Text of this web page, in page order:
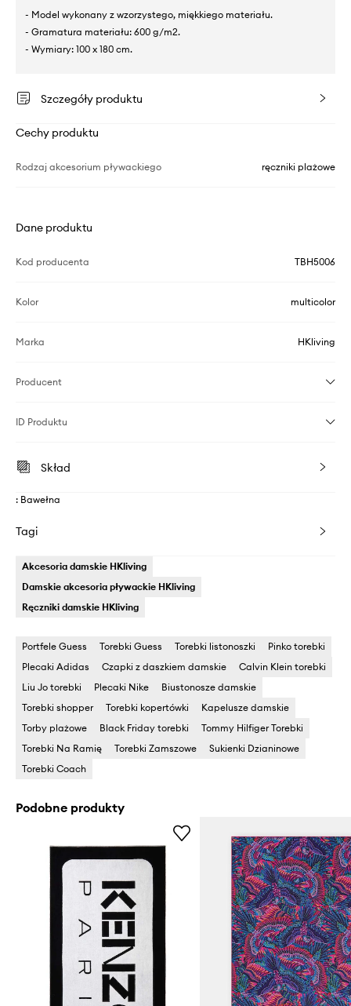
- Model wykonany z wzorzystego, miękkiego materiału.
- Gramatura materiału: 600 g/m2.
- Wymiary: 100 x 180 cm.
Szczegóły produktu
Cechy produktu
Rodzaj akcesorium pływackiego ręczniki plażowe
Dane produktu
Kod producenta TBH5006
Kolor multicolor
Marka HKliving
Producent
ID Produktu
Skład
: Bawełna
Tagi
Akcesoria damskie HKliving
Damskie akcesoria pływackie HKliving
Ręczniki damskie HKliving
Portfele Guess Torebki Guess Torebki listonoszki
Pinko torebki
Plecaki Adidas
Czapki z daszkiem damskie
Calvin Klein torebki
Liu Jo torebki
Plecaki Nike
Biustonosze damskie
Torebki shopper
Torebki kopertówki
Kapelusze damskie
Torby plażowe
Black Friday torebki
Tommy Hilfiger Torebki
Torebki Na Ramię
Torebki Zamszowe
Sukienki Dzianinowe
Torebki Coach
Podobne produkty